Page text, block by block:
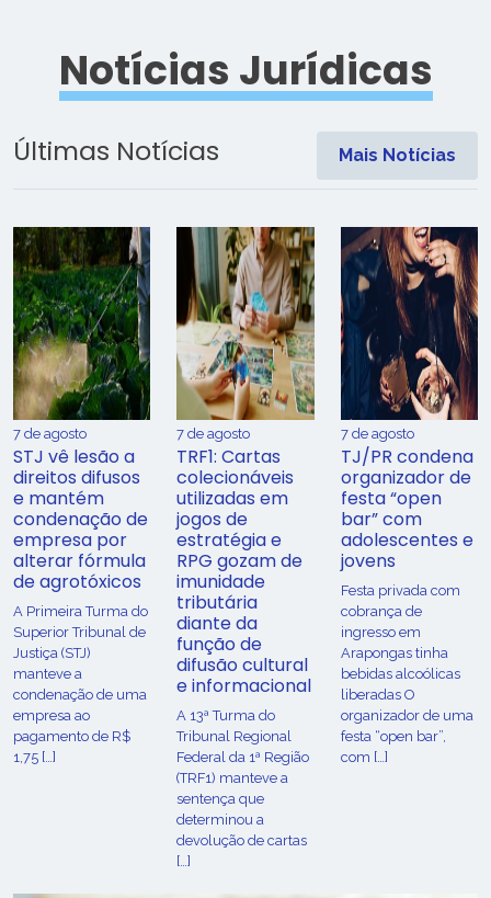
Notícias Jurídicas
Últimas Notícias Mais Notícias
7 de agosto
STJ vê lesão a
direitos difusos
e mantém
condenação de
empresa por
alterar fórmula
de agrotóxicos
​A Primeira Turma do
Superior Tribunal de
Justiça (STJ)
manteve a
condenação de uma
empresa ao
pagamento de R$
1,75 […]
7 de agosto
TRF1: Cartas
colecionáveis
utilizadas em
jogos de
estratégia e
RPG gozam de
imunidade
tributária
diante da
função de
difusão cultural
e informacional
A 13ª Turma do
Tribunal Regional
Federal da 1ª Região
(TRF1) manteve a
sentença que
determinou a
devolução de cartas
[…]
7 de agosto
TJ/PR condena
organizador de
festa “open
bar” com
adolescentes e
jovens
Festa privada com
cobrança de
ingresso em
Arapongas tinha
bebidas alcoólicas
liberadas O
organizador de uma
festa “open bar”,
com […]